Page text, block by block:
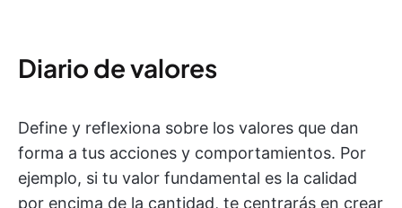
Diario de valores
Define y reflexiona sobre los valores que dan
forma a tus acciones y comportamientos. Por
ejemplo, si tu valor fundamental es la calidad
por encima de la cantidad, te centrarás en crear